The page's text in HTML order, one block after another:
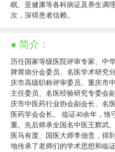
眠、亚健康等各科病证及养生调
次，深得患者信赖。
● 简介：
历任国家等级医院评审专家、中
脾胃病分会委员、名医学术研究
庆市高级职称评审委员、重庆市
主任委员、名医经验研究专委会
庆市中医药行业协会副会长、名
医药学会会长。 临证40余年，恪
重。先后师承全国名中医王辉武
医马有度、国医大师李佃贵，得
地传承了老师们的学术思想和临